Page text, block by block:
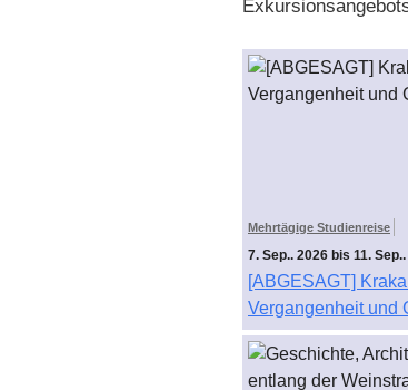
Mehrtägige Studienreise
7. Sep.. 2026 bis 11.
[ABGESAGT]
Vergangenheit und